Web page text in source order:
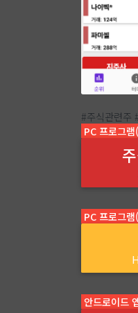
#주식관련주
PC 프로그
PC 프로그
안드로이드